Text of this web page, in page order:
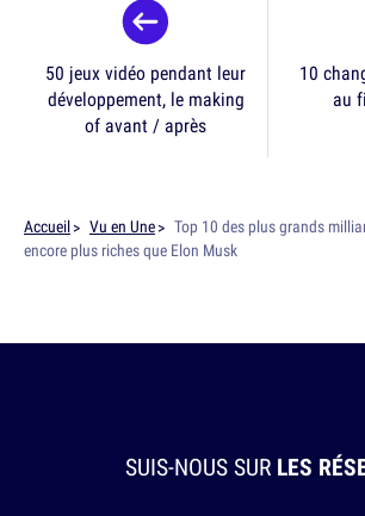
50 jeux vidéo pendant leur
développement, le making
of avant / après
10
au
Accueil Vu en Une
Top 10 des plus grands
encore plus riches que Elon Musk
SUIS-NOUS SUR LES